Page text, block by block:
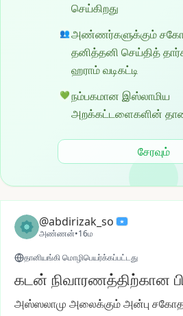
செய்கிறது
👥அண்ணர்களுக்கும்
தனித்தனி செய்தித்
ஹராம் வடிகட்டி
💚நம்பகமான இஸ்லாமிய
அறக்கட்டளைகளின்
சேரவும்
@abdirizak_so
அண்ணன்•16ம
தானியங்கி மொழிபெயர்க்கப்பட்டது
கடன் நிவாரணத்திற்கான
அஸ்ஸலாமு அலைக்கும்அன்பு